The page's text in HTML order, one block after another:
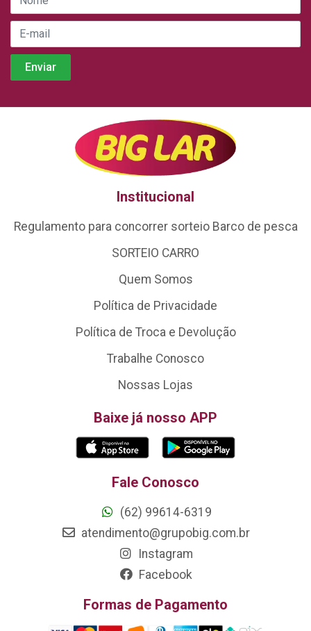
Institucional
Regulamento para concorrer sorteio Barco de pesca
SORTEIO CARRO
Quem Somos
Política de Privacidade
Política de Troca e Devolução
Trabalhe Conosco
Nossas Lojas
Baixe já nosso APP
Fale Conosco
(62) 99614-6319
atendimento@grupobig.com.br
Instagram
Facebook
Formas de Pagamento